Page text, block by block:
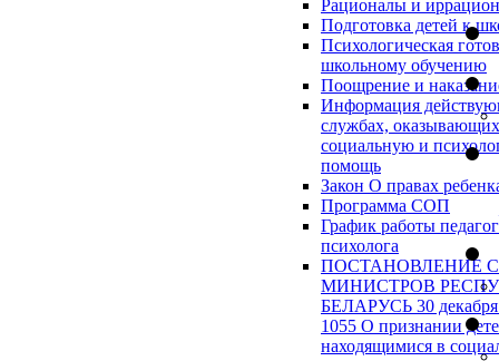
Рационалы и
Подготовка детей к
Психологическая
школьному обучению
Поощрение и
Информация
службах, оказывающих
социальную и
помощь
Закон О правах
Программа СОП
График работы
психолога
ПОСТАНОВЛЕНИЕ
МИНИСТРОВ
БЕЛАРУСЬ 30
1055 О признании
находящимися в